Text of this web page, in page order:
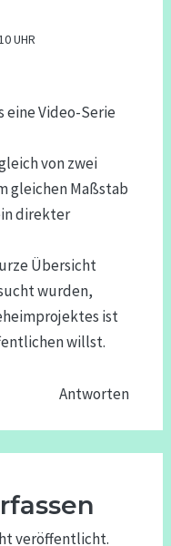
UHR
eine Video-Serie
von zwei
gleichen Maßstab
direkter
Übersicht
wurden,
ist
willst.
Antworten
veröffentlicht.